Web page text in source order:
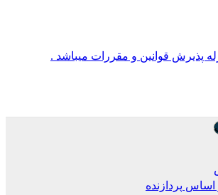
پذیرش قوانین و مقررات میباشد .
اساس پردازنده